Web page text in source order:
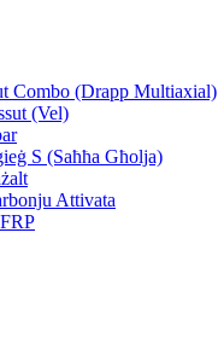
Combo (Drapp Multiaxial)
(Vel)
S (Saħħa Għolja)
Attivata